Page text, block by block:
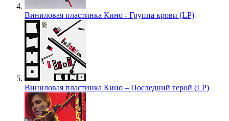
Виниловая пластинка Кино - Группа крови (LP)
Виниловая пластинка Кино – Последний герой (LP)